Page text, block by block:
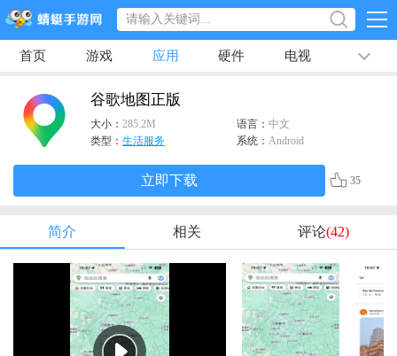
首页 游戏 应用 硬件 电视 排行榜
谷歌地图正版
大小： 285.2M 语言： 中文
类型： 生活服务 系统： Android
立即下载 35
简介 相关 评论(42)